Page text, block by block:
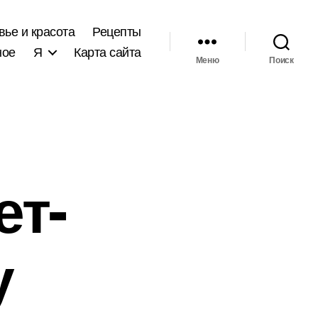
и красота
Рецепты
Я Карта сайта Меню Поиск